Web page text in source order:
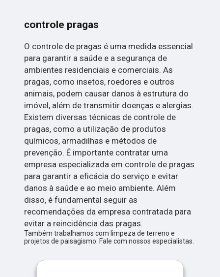
controle pragas
O controle de pragas é uma medida essencial
para garantir a saúde e a segurança de
ambientes residenciais e comerciais. As
pragas, como insetos, roedores e outros
animais, podem causar danos à estrutura do
imóvel, além de transmitir doenças e alergias.
Existem diversas técnicas de controle de
pragas, como a utilização de produtos
químicos, armadilhas e métodos de
prevenção. É importante contratar uma
empresa especializada em controle de pragas
para garantir a eficácia do serviço e evitar
danos à saúde e ao meio ambiente. Além
disso, é fundamental seguir as
recomendações da empresa contratada para
evitar a reincidência das pragas.
Também trabalhamos com limpeza de terreno e
projetos de paisagismo. Fale com nossos especialistas.